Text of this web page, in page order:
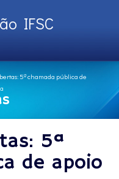
IFSC
5ª chamada pública de
5ª
de apoio